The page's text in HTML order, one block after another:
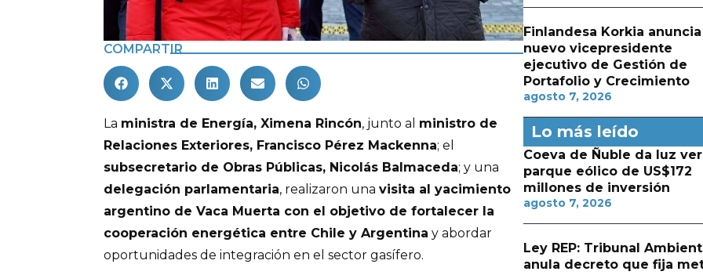
COMPARTIR
La ministra de Energía, Ximena Rincón, junto al ministro de
Relaciones Exteriores, Francisco Pérez Mackenna; el
subsecretario de Obras Públicas, Nicolás Balmaceda; y una
delegación parlamentaria, realizaron una visita al yacimiento
argentino de Vaca Muerta con el objetivo de fortalecer la
cooperación energética entre Chile y Argentina y abordar
oportunidades de integración en el sector gasífero.
Finlandesa Korkia anuncia
nuevo vicepresidente
ejecutivo de Gestión de
Portafolio y Crecimiento
agosto 7, 2026
Lo más leído
Coeva de Ñuble da luz
parque eólico de US$172
millones de inversión
agosto 7, 2026
Ley REP: Tribunal
anula decreto que fija